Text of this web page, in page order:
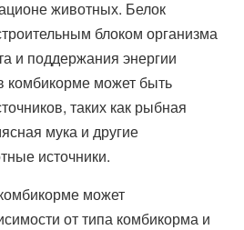
животных. Белок
блоком организма
и поддержания энергии
комбикорме может быть
таких как рыбная
мука и другие
источники.
может
от типа комбикорма и